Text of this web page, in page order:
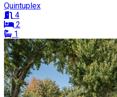
Quintuplex
4
2
1